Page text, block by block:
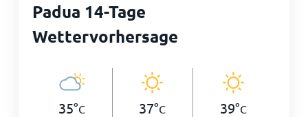
Padua 14-Tage
Wettervorhersage
35°C 37°C 39°C